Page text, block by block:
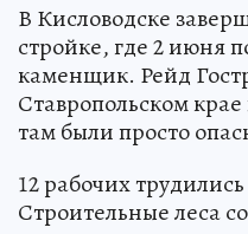
В Кисловодске
стройке, где 2 июня
каменщик. Рейд
Ставропольском
там были просто
12 рабочих
Строительные леса